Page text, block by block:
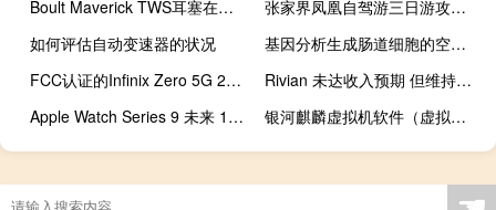
Boult Maverick TWS耳塞在印度推出 价格低于2000卢比
张家界凤凰自驾游三日游攻略（张家界凤凰四日游）
如何评估自动变速器的状况
基因分析生成肠道细胞的空间图并追踪它们在肠道炎症期间的轨迹
FCC认证的Infinix Zero 5G 2023版揭示
Rivian 未达收入预期 但维持全年产量预期
Apple Watch Series 9 未来 12 小时内立减 100 美元
银河麒麟虚拟机软件（虚拟机软件）